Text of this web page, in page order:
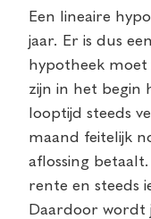
Een lineaire
jaar. Er is dus
hypotheek
zijn in het begin
looptijd steeds
maand feitelijk
aflossing
rente en steeds
Daardoor wordt